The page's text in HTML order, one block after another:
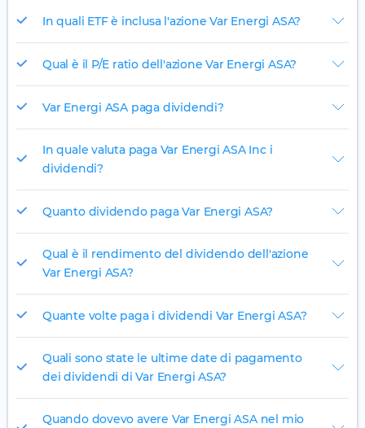
In quali ETF è inclusa l'azione Var Energi ASA?
Qual è il P/E ratio dell'azione Var Energi ASA?
Var Energi ASA paga dividendi?
In quale valuta paga Var Energi ASA Inc i
dividendi?
Quanto dividendo paga Var Energi ASA?
Qual è il rendimento del dividendo dell'azione
Var Energi ASA?
Quante volte paga i dividendi Var Energi ASA?
Quali sono state le ultime date di pagamento
dei dividendi di Var Energi ASA?
Quando dovevo avere Var Energi ASA nel mio